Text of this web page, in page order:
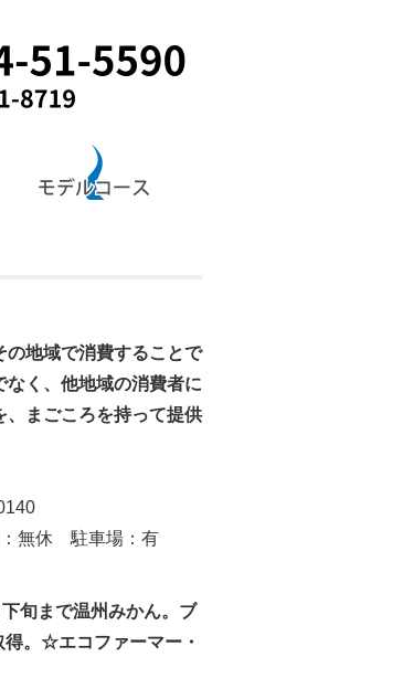
の地域で消費することで
く、他地域の消費者に
、まごころを持って提供
駐車場：有
旬まで温州みかん。ブ
。☆エコファーマー・